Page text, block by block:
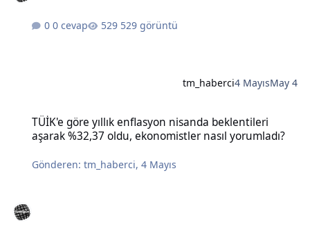
0 cevap 529 görüntü
tm_haberci4 MayısMay 4
TÜİK'e göre yıllık enflasyon nisanda beklentileri
aşarak %32,37 oldu, ekonomistler nasıl yorumladı?
Gönderen:tm_haberci,4 Mayıs